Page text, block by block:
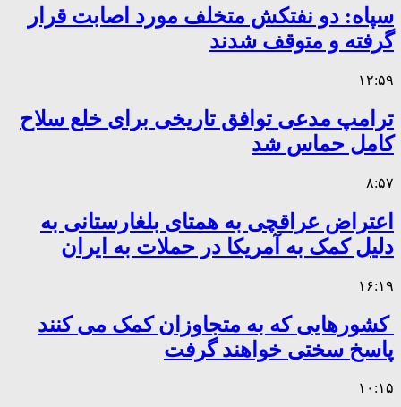
سپاه: دو نفتکش متخلف مورد اصابت قرار
گرفته و متوقف شدند
۱۲:۵۹
ترامپ مدعی توافق تاریخی برای خلع سلاح
کامل حماس شد
۸:۵۷
اعتراض عراقچی به همتای بلغارستانی به
دلیل کمک به آمریکا در حملات به ایران
۱۶:۱۹
کشورهایی که به متجاوزان کمک می کنند
پاسخ سختی خواهند گرفت
۱۰:۱۵